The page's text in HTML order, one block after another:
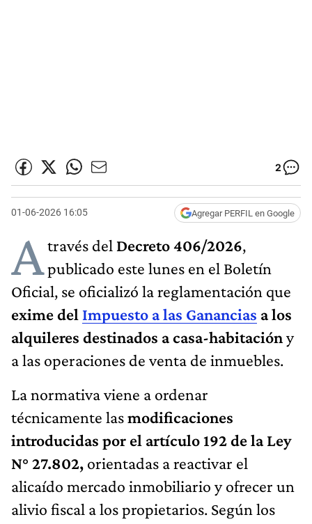
2
01-06-2026 16:05 Agregar PERFIL en Google
Através del Decreto 406/2026,
publicado este lunes en el Boletín
Oficial, se oficializó la reglamentación que
exime del Impuesto a las Ganancias a los
alquileres destinados a casa-habitacióny
a las operaciones de venta de inmuebles.
La normativa viene a ordenar
técnicamente lasmodificaciones
introducidas por el artículo 192 de la Ley
N° 27.802, orientadas a reactivar el
alicaído mercado inmobiliario y ofrecer un
alivio fiscal a los propietarios. Según los